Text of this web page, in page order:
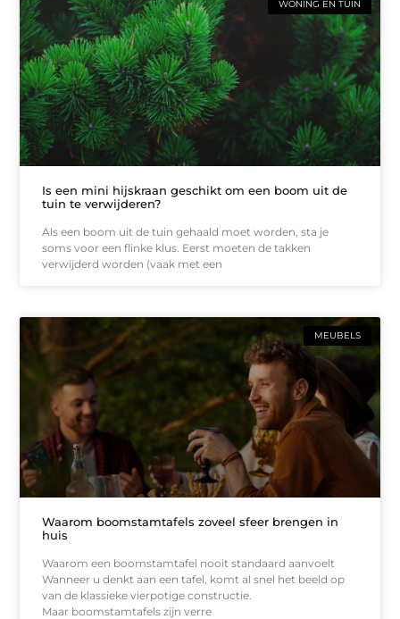
WONING EN TUIN
Is een mini hijskraan geschikt om een boom uit de
tuin te verwijderen?
Als een boom uit de tuin gehaald moet worden, sta je
soms voor een flinke klus. Eerst moeten de takken
verwijderd worden (vaak met een
MEUBELS
Waarom boomstamtafels zoveel sfeer brengen in
huis
Waarom een boomstamtafel nooit standaard aanvoelt
Wanneer u denkt aan een tafel, komt al snel het beeld op
van de klassieke vierpotige constructie.
Maar boomstamtafels zijn verre